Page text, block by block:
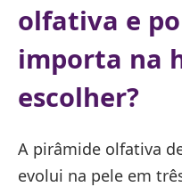
olfativa e
importa na
escolher?
A pirâmide olfativa
evolui na pele em